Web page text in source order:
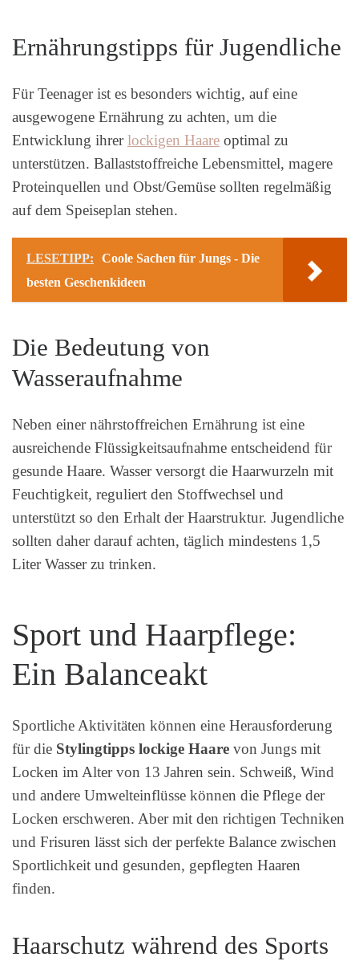
Ernährungstipps für Jugendliche
Für Teenager ist es besonders wichtig, auf eine
ausgewogene Ernährung zu achten, um die
Entwicklung ihrerlockigen Haare optimal zu
unterstützen. Ballaststoffreiche Lebensmittel, magere
Proteinquellen und Obst/Gemüse sollten regelmäßig
auf dem Speiseplan stehen.
LESETIPP:
Coole Sachen für Jungs - Die
besten Geschenkideen
Die Bedeutung von
Wasseraufnahme
Neben einer nährstoffreichen Ernährung ist eine
ausreichende Flüssigkeitsaufnahme entscheidend für
gesunde Haare. Wasser versorgt die Haarwurzeln mit
Feuchtigkeit, reguliert den Stoffwechsel und
unterstützt so den Erhalt der Haarstruktur. Jugendliche
sollten daher darauf achten, täglich mindestens 1,5
Liter Wasser zu trinken.
Sport und Haarpflege:
Ein Balanceakt
Sportliche Aktivitäten können eine Herausforderung
für die Stylingtipps lockige Haare von Jungs mit
Locken im Alter von 13 Jahren sein. Schweiß, Wind
und andere Umwelteinflüsse können die Pflege der
Locken erschweren. Aber mit den richtigen Techniken
und Frisuren lässt sich der perfekte Balance zwischen
Sportlichkeit und gesunden, gepflegten Haaren
finden.
Haarschutz während des Sports